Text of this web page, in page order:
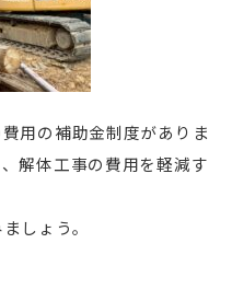
用の補助金制度がありま
解体工事の費用を軽減す
しょう。